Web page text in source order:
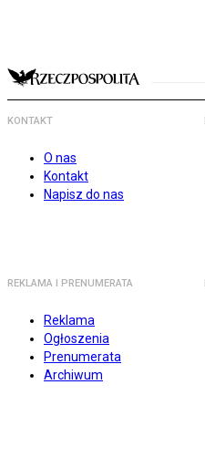
KONTAKT
O nas
Kontakt
Napisz do nas
REKLAMA I PRENUMERATA
Reklama
Ogłoszenia
Prenumerata
Archiwum